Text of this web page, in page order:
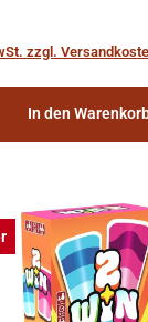
from the
job of cleaning
zzgl.
In den